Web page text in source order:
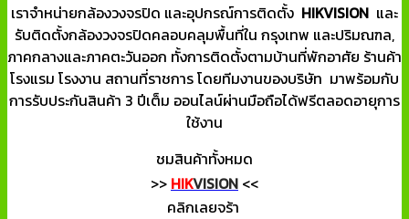
เราจำหน่ายกล้องวงจรปิด และอุปกรณ์การติดตั้ง HIKVISION และ
รับติดตั้งกล้องวงจรปิดคลอบคลุมพื้นที่ใน กรุงเทพ และปริมณฑล,
ภาคกลางและภาคตะวันออก ทั้งการติดตั้งตามบ้านที่พักอาศัย ร้านค้า
โรงแรม โรงงาน สถานที่ราชการ โดยทีมงานของบริษัท มาพร้อมกับ
การรับประกันสินค้า 3 ปีเต็ม ออนไลน์ผ่านมือถือได้ฟรีตลอดอายุการ
ใช้งาน
ชมสินค้าทั้งหมด
>> HIKVISION <<
คลิกเลยจร้า